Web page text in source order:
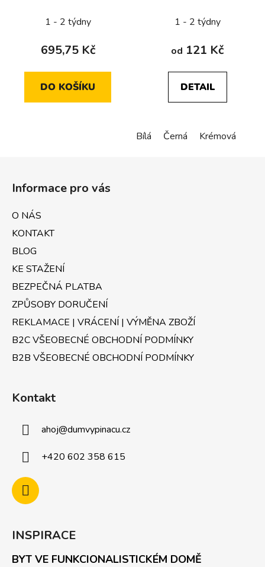
1 - 2 týdny
695,75 Kč
DO KOŠÍKU
1 - 2 týdny
od 121 Kč
DETAIL
Bílá Černá Krémová
Informace pro vás
O NÁS
KONTAKT
BLOG
KE STAŽENÍ
BEZPEČNÁ PLATBA
ZPŮSOBY DORUČENÍ
REKLAMACE | VRÁCENÍ | VÝMĚNA ZBOŽÍ
B2C VŠEOBECNÉ OBCHODNÍ PODMÍNKY
B2B VŠEOBECNÉ OBCHODNÍ PODMÍNKY
Kontakt
ahoj@dumvypinacu.cz
+420 602 358 615
INSPIRACE
BYT VE FUNKCIONALISTICKÉM DOMĚ